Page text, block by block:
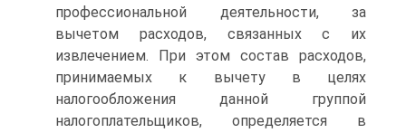
профессиональной деятельности, за
вычетом расходов, связанных с их
извлечением. При этом состав расходов,
принимаемых к вычету в целях
налогообложения данной группой
налогоплательщиков, определяется в